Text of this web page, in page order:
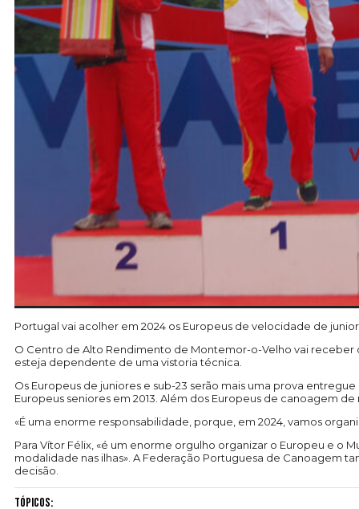
Portugal vai acolher em 2024 os Europeus de velocidade de
O Centro de Alto Rendimento de Montemor-o-Velho vai receber
esteja dependente de uma vistoria técnica.
Os Europeus de juniores e sub-23 serão mais uma prova
Europeus seniores em 2013. Além dos Europeus de canoagem
«É uma enorme responsabilidade, porque, em 2024, vamos
Para Vítor Félix, «é um enorme orgulho organizar o Europeu e o
modalidade nas ilhas». A Federação Portuguesa de Canoagem
decisão.
Tópicos: